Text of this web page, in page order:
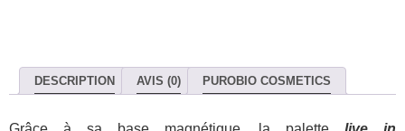
DESCRIPTION AVIS (0) PUROBIO COSMETICS